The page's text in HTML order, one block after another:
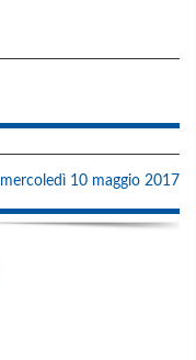
mercoledì 10 maggio 2017